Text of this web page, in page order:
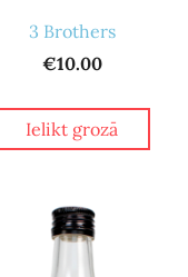
3 Brothers
€10.00
Ielikt grozā